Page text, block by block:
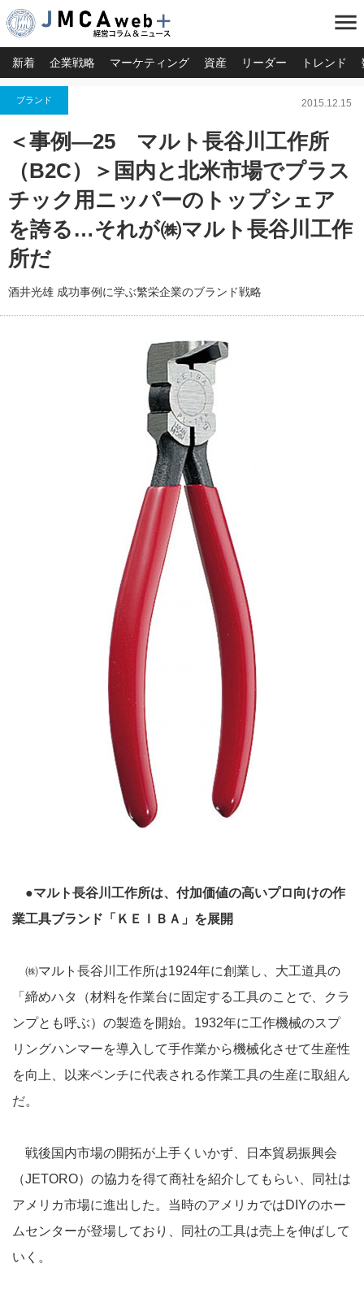
menu
新着 企業戦略 マーケティング 資産 リーダー トレンド
ブランド 2015.12.15
＜事例―25 マルト長谷川工作所
（B2C）＞国内と北米市場でプラス
チック用ニッパーのトップシェア
を誇る…それが㈱マルト長谷川工作
所だ
酒井光雄 成功事例に学ぶ繁栄企業のブランド戦略
●マルト長谷川工作所は、付加価値の高いプロ向けの作
業工具ブランド「ＫＥＩＢＡ」を展開
㈱マルト長谷川工作所は1924年に創業し、大工道具の
「締めハタ（材料を作業台に固定する工具のことで、クラ
ンプとも呼ぶ）の製造を開始。1932年に工作機械のスプ
リングハンマーを導入して手作業から機械化させて生産性
を向上、以来ペンチに代表される作業工具の生産に取組ん
だ。
戦後国内市場の開拓が上手くいかず、日本貿易振興会
（JETORO）の協力を得て商社を紹介してもらい、同社は
アメリカ市場に進出した。当時のアメリカではDIYのホー
ムセンターが登場しており、同社の工具は売上を伸ばして
いく。